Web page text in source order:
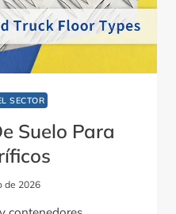
SECTOR
Suelo Para
de 2026